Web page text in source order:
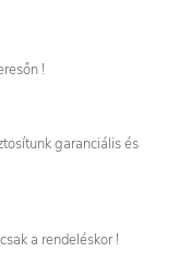
!
garanciális és
a rendeléskor !